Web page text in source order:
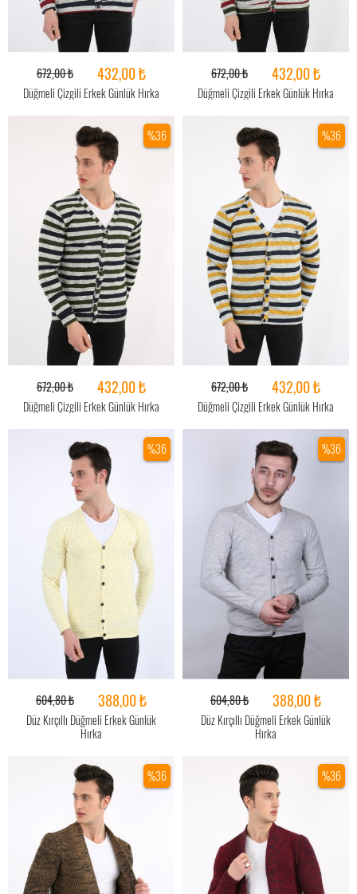
672,00 ₺ 432,00 ₺
Düğmeli Çizgili Erkek Günlük Hırka
672,00 ₺ 432,00 ₺
Düğmeli Çizgili Erkek Günlük Hırka
%36
672,00 ₺ 432,00 ₺
Düğmeli Çizgili Erkek Günlük Hırka
%36
672,00 ₺ 432,00 ₺
Düğmeli Çizgili Erkek Günlük Hırka
%36
604,80 ₺ 388,00 ₺
Düz Kırçıllı Düğmeli Erkek Günlük
Hırka
%36
604,80 ₺ 388,00 ₺
Düz Kırçıllı Düğmeli Erkek Günlük
Hırka
%36 %36